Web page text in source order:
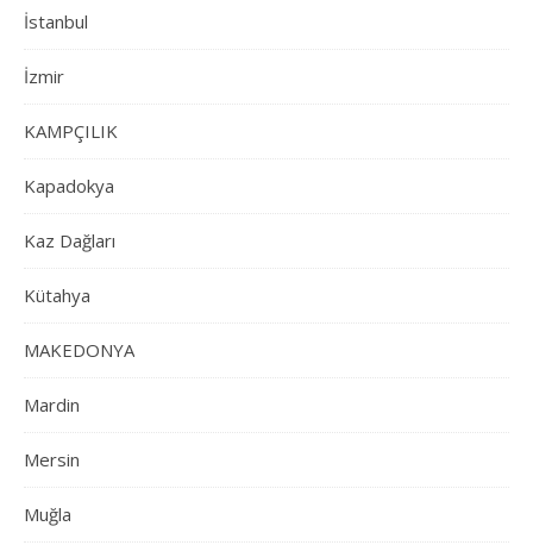
İstanbul
İzmir
KAMPÇILIK
Kapadokya
Kaz Dağları
Kütahya
MAKEDONYA
Mardin
Mersin
Muğla